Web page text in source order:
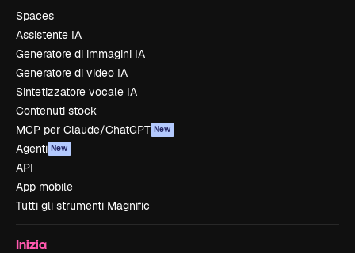
Spaces
Assistente IA
Generatore di immagini IA
Generatore di video IA
Sintetizzatore vocale IA
Contenuti stock
MCP per Claude/ChatGPT New
Agenti New
API
App mobile
Tutti gli strumenti Magnific
Inizia